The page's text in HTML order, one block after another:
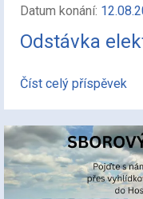
Datum konání:
Odstávka
Číst celý příspěvek